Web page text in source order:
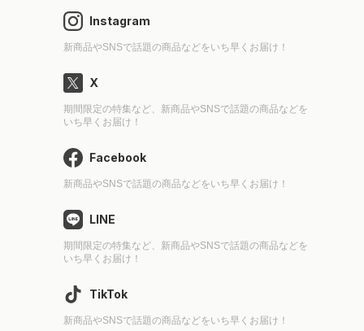
Instagram
新商品やSNSで話題の商品などをいち早くお届け！
X
期間限定の特集など、新商品やSNSで話題の商品などを
いち早くお届け！
Facebook
新商品やSNSで話題の商品などをいち早くお届け！
LINE
期間限定の特集など、新商品やSNSで話題の商品などを
いち早くお届け！
TikTok
新商品やSNSで話題の商品などをいち早くお届け！